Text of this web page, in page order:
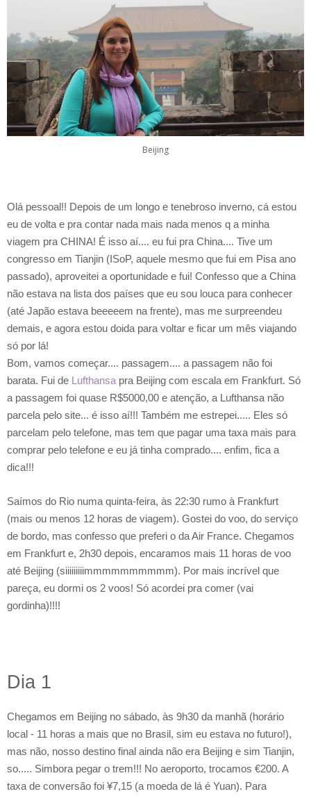
Beijing
Olá pessoal!! Depois de um longo e tenebroso inverno, cá estou
eu de volta e pra contar nada mais nada menos q a minha
viagem pra CHINA! É isso aí.... eu fui pra China.... Tive um
congresso em Tianjin (ISoP, aquele mesmo que fui em Pisa ano
passado), aproveitei a oportunidade e fui! Confesso que a China
não estava na lista dos países que eu sou louca para conhecer
(até Japão estava beeeeem na frente), mas me surpreendeu
demais, e agora estou doida para voltar e ficar um mês viajando
só por lá!
Bom, vamos começar.... passagem.... a passagem não foi
barata. Fui de Lufthansa pra Beijing com escala em Frankfurt. Só
a passagem foi quase R$5000,00 e atenção, a Lufthansa não
parcela pelo site... é isso aí!!! Também me estrepei..... Eles só
parcelam pelo telefone, mas tem que pagar uma taxa mais para
comprar pelo telefone e eu já tinha comprado.... enfim, fica a
dica!!!
Saímos do Rio numa quinta-feira, às 22:30 rumo à Frankfurt
(mais ou menos 12 horas de viagem). Gostei do voo, do serviço
de bordo, mas confesso que preferi o da Air France. Chegamos
em Frankfurt e, 2h30 depois, encaramos mais 11 horas de voo
até Beijing (siiiiiiiiimmmmmmmmmm). Por mais incrível que
pareça, eu dormi os 2 voos! Só acordei pra comer (vai
gordinha)!!!!
Dia 1
Chegamos em Beijing no sábado, às 9h30 da manhã (horário
local - 11 horas a mais que no Brasil, sim eu estava no futuro!),
mas não, nosso destino final ainda não era Beijing e sim Tianjin,
so..... Simbora pegar o trem!!! No aeroporto, trocamos €200. A
taxa de conversão foi ¥7,15 (a moeda de lá é Yuan). Para